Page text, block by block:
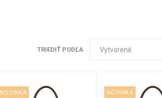
TRIEDIŤ PODĽA
NOVINKA NOVINKA